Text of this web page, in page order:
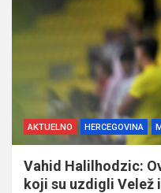
AKTUELNO HERCEGOVINA
Vahid Halilhodzic:
koji su uzdigli Velež